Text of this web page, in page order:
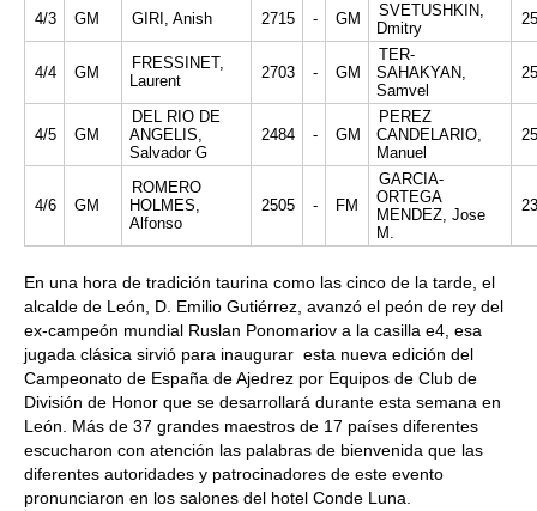
4/3 GM GIRI, Anish 2715 - GM
SVETUSHKIN,
Dmitry
4/4 GM
FRESSINET,
Laurent
2703 - GM
TER-
SAHAKYAN,
Samvel
4/5 GM
DEL RIO DE
ANGELIS,
Salvador G
2484 - GM
PEREZ
CANDELARIO,
Manuel
4/6 GM
ROMERO
HOLMES,
Alfonso
2505 - FM
GARCIA-
ORTEGA
MENDEZ, Jose
M.
En una hora de tradición taurina como las cinco de la tarde, el
alcalde de León, D. Emilio Gutiérrez, avanzó el peón de rey del
ex-campeón mundial Ruslan Ponomariov a la casilla e4, esa
jugada clásica sirvió para inaugurar esta nueva edición del
Campeonato de España de Ajedrez por Equipos de Club de
División de Honor que se desarrollará durante esta semana en
León. Más de 37 grandes maestros de 17 países diferentes
escucharon con atención las palabras de bienvenida que las
diferentes autoridades y patrocinadores de este evento
pronunciaron en los salones del hotel Conde Luna.